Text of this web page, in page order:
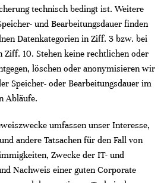
technisch bedingt ist. Weitere
und Bearbeitungsdauer finden
Datenkategorien in Ziff. 3 bzw. bei
Ziff. 10. Stehen keine rechtlichen oder
löschen oder anonymisieren wir
Speicher- oder Bearbeitungsdauer im
Abläufe.
umfassen unser Interesse,
andere Tatsachen für den Fall von
Zwecke der IT- und
Nachweis einer guten Corporate